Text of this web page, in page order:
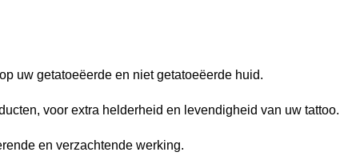
uw getatoeëerde en niet getatoeëerde huid.
voor extra helderheid en levendigheid van uw tattoo.
en verzachtende werking.